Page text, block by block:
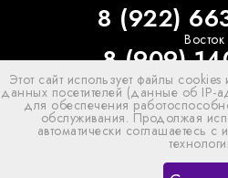
8 (922)
Восток
8 (909)
Север
8 (922)-
Этот сайт использует файлы
данных посетителей (данные об IP-
для обеспечения
обслуживания. Продолжая
автоматически соглашаетесь